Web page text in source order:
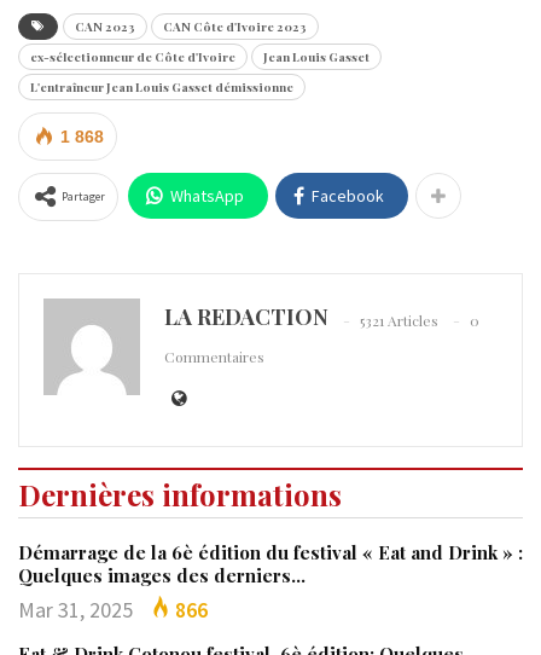
CAN 2023
CAN Côte d'Ivoire 2023
ex-sélectionneur de Côte d'Ivoire
Jean Louis Gasset
L'entraîneur Jean Louis Gasset démissionne
1 868
Partager WhatsApp Facebook
LA REDACTION 5321 Articles
0
Commentaires
Dernières informations
Démarrage de la 6è édition du festival « Eat and Drink » :
Quelques images des derniers…
Mar 31, 2025 866